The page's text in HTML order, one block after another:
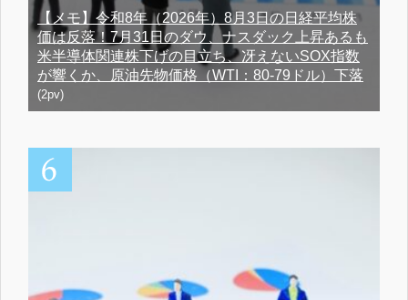
【メモ】令和8年（2026年）8月3日の日経平均株
価は反落！7月31日のダウ、ナスダック上昇あるも
米半導体関連株下げの目立ち、冴えないSOX指数
が響くか、原油先物価格（WTI：80-79ドル）下落
(2pv)